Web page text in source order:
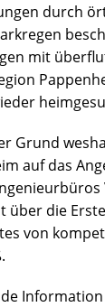
durch
mit
Grund
auf das
über die
von